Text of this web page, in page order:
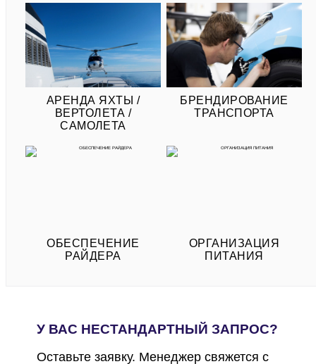
АРЕНДА ЯХТЫ /
ВЕРТОЛЕТА /
САМОЛЕТА
БРЕНДИРОВАНИЕ
ТРАНСПОРТА
ОБЕСПЕЧЕНИЕ
РАЙДЕРА
ОРГАНИЗАЦИЯ
ПИТАНИЯ
У ВАС НЕСТАНДАРТНЫЙ ЗАПРОС?
Оставьте заявку. Менеджер свяжется с